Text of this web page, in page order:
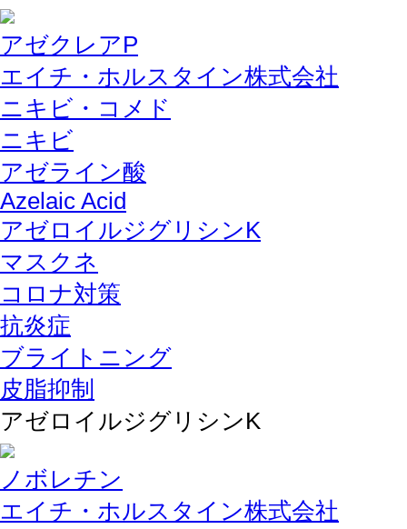
アゼクレアP
エイチ・ホルスタイン株式会社
ニキビ・コメド
ニキビ
アゼライン酸
Azelaic Acid
アゼロイルジグリシンK
マスクネ
コロナ対策
抗炎症
ブライトニング
皮脂抑制
アゼロイルジグリシンK
ノボレチン
エイチ・ホルスタイン株式会社